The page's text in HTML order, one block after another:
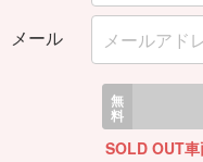
メール
無
料
SOLD OUT